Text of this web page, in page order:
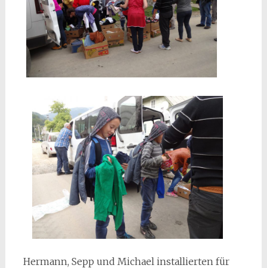
Hermann, Sepp und Michael installierten für